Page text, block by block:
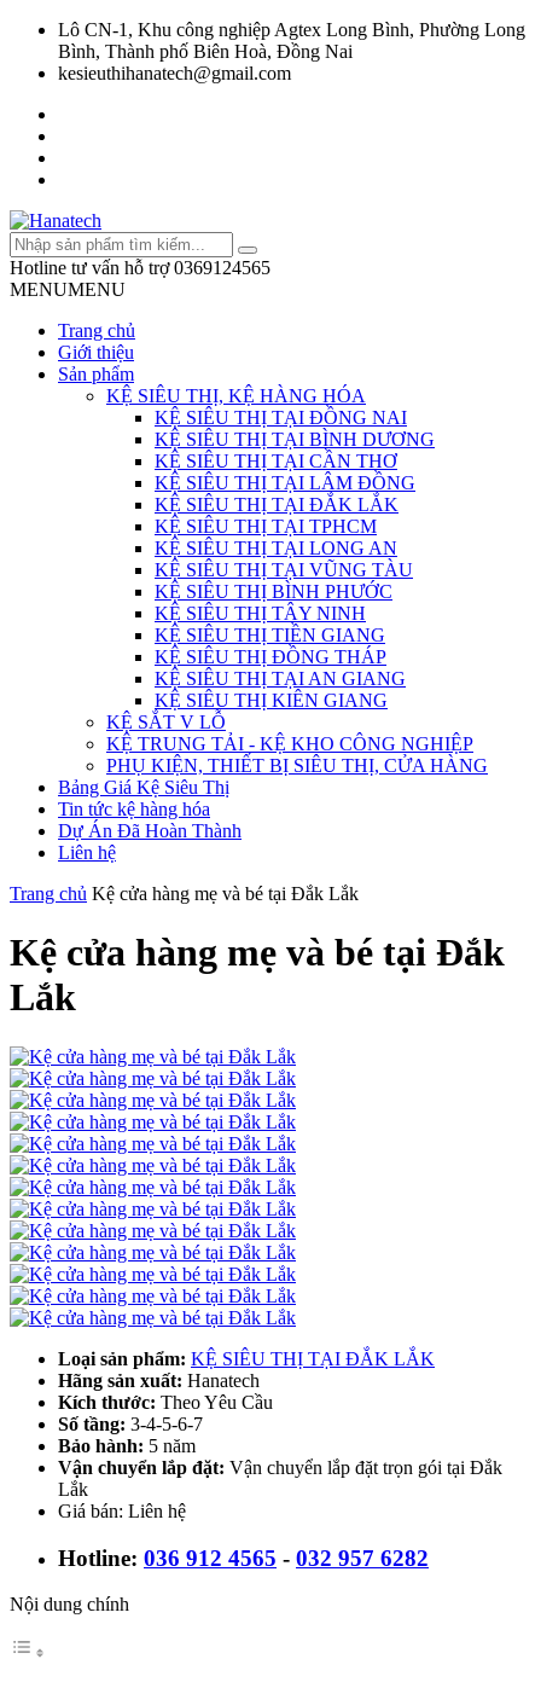
Lô CN-1, Khu công nghiệp Agtex Long Bình, Phường Long
Bình, Thành phố Biên Hoà, Đồng Nai
kesieuthihanatech@gmail.com
Hotline tư vấn hỗ trợ 0369124565
MENUMENU
Trang chủ
Giới thiệu
Sản phẩm
KỆ SIÊU THỊ, KỆ HÀNG HÓA
KỆ SIÊU THỊ TẠI ĐỒNG NAI
KỆ SIÊU THỊ TẠI BÌNH DƯƠNG
KỆ SIÊU THỊ TẠI CẦN THƠ
KỆ SIÊU THỊ TẠI LÂM ĐỒNG
KỆ SIÊU THỊ TẠI ĐẮK LẮK
KỆ SIÊU THỊ TẠI TPHCM
KỆ SIÊU THỊ TẠI LONG AN
KỆ SIÊU THỊ TẠI VŨNG TÀU
KỆ SIÊU THỊ BÌNH PHƯỚC
KỆ SIÊU THỊ TÂY NINH
KỆ SIÊU THỊ TIỀN GIANG
KỆ SIÊU THỊ ĐỒNG THÁP
KỆ SIÊU THỊ TẠI AN GIANG
KỆ SIÊU THỊ KIÊN GIANG
KỆ SẮT V LỖ
KỆ TRUNG TẢI - KỆ KHO CÔNG NGHIỆP
PHỤ KIỆN, THIẾT BỊ SIÊU THỊ, CỬA HÀNG
Bảng Giá Kệ Siêu Thị
Tin tức kệ hàng hóa
Dự Án Đã Hoàn Thành
Liên hệ
Trang chủ Kệ cửa hàng mẹ và bé tại Đắk Lắk
Kệ cửa hàng mẹ và bé tại Đắk
Lắk
Loại sản phẩm: KỆ SIÊU THỊ TẠI ĐẮK LẮK
Hãng sản xuất: Hanatech
Kích thước: Theo Yêu Cầu
Số tầng: 3-4-5-6-7
Bảo hành: 5 năm
Vận chuyển lắp đặt: Vận chuyển lắp đặt trọn gói tại Đắk
Lắk
Giá bán: Liên hệ
Hotline: 036 912 4565 - 032 957 6282
Nội dung chính